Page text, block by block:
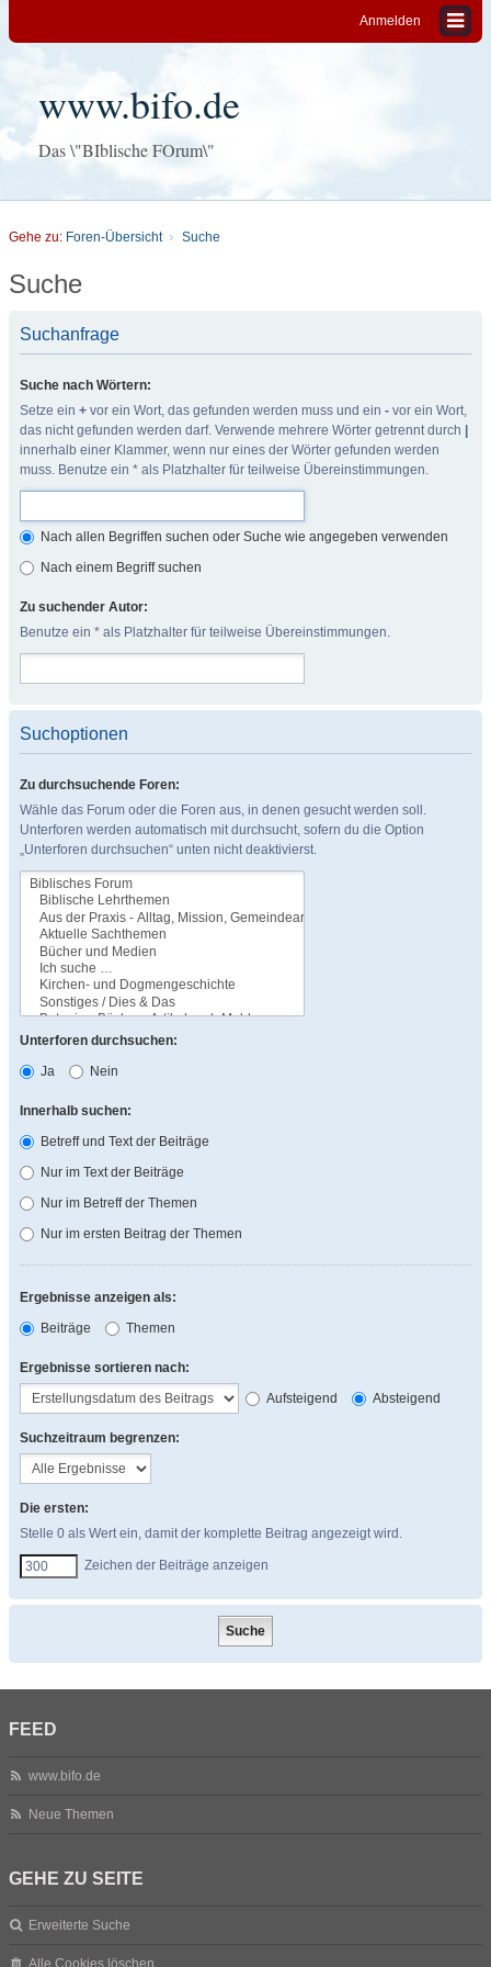
Anmelden
www.bifo.de
Das \"BIblische FOrum\"
Gehe zu: Foren-Übersicht Suche
Suche
Suchanfrage
Suche nach Wörtern:
Setze ein + vor ein Wort, das gefunden werden muss und ein - vor ein Wort,
das nicht gefunden werden darf. Verwende mehrere Wörter getrennt durch
innerhalb einer Klammer, wenn nur eines der Wörter gefunden werden
muss. Benutze ein * als Platzhalter für teilweise Übereinstimmungen.
Nach allen Begriffen suchen oder Suche wie angegeben verwenden
Nach einem Begriff suchen
Zu suchender Autor:
Benutze ein * als Platzhalter für teilweise Übereinstimmungen.
Suchoptionen
Zu durchsuchende Foren:
Wähle das Forum oder die Foren aus, in denen gesucht werden soll.
Unterforen werden automatisch mit durchsucht, sofern du die Option
„Unterforen durchsuchen“ unten nicht deaktivierst.
Unterforen durchsuchen:
Ja
Nein
Innerhalb suchen:
Betreff und Text der Beiträge
Nur im Text der Beiträge
Nur im Betreff der Themen
Nur im ersten Beitrag der Themen
Ergebnisse anzeigen als:
Beiträge
Themen
Ergebnisse sortieren nach:
Aufsteigend
Absteigend
Suchzeitraum begrenzen:
Die ersten:
Stelle 0 als Wert ein, damit der komplette Beitrag angezeigt wird.
Zeichen der Beiträge anzeigen
FEED
www.bifo.de
Neue Themen
GEHE ZU SEITE
Erweiterte Suche
Alle Cookies löschen